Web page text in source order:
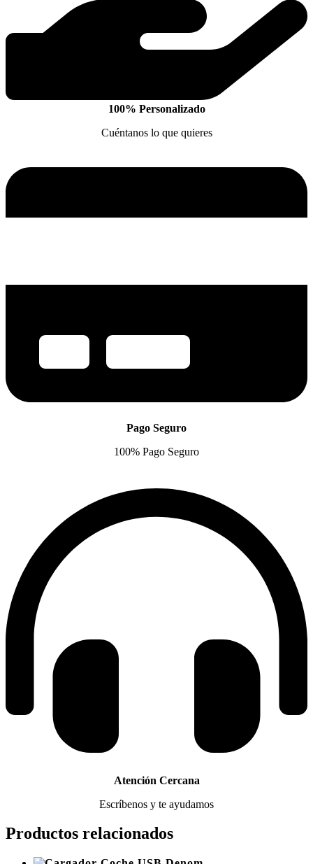
100% Personalizado
Cuéntanos lo que quieres
Pago Seguro
100% Pago Seguro
Atención Cercana
Escríbenos y te ayudamos
Productos relacionados